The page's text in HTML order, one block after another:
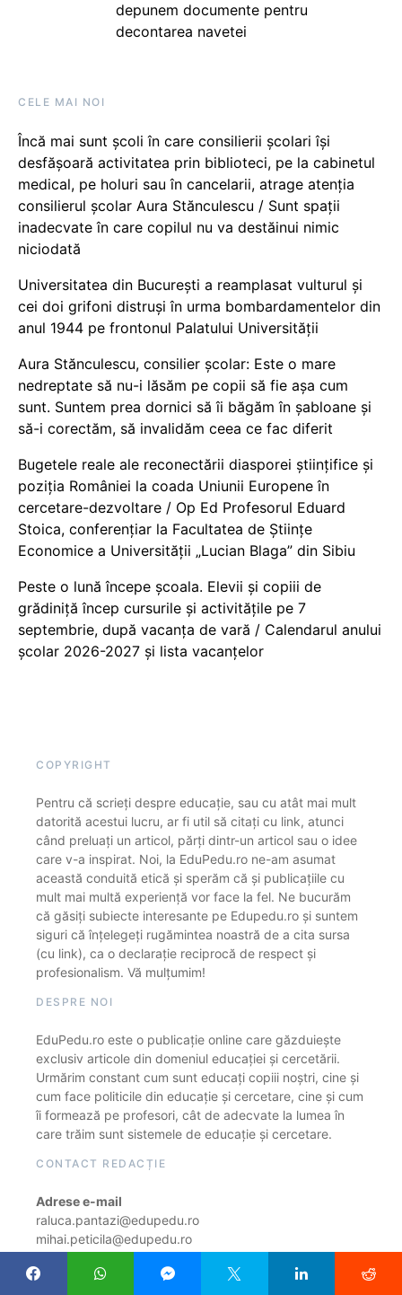
depunem documente pentru
decontarea navetei
CELE MAI NOI
Încă mai sunt școli în care consilierii școlari își
desfășoară activitatea prin biblioteci, pe la cabinetul
medical, pe holuri sau în cancelarii, atrage atenția
consilierul școlar Aura Stănculescu / Sunt spații
inadecvate în care copilul nu va destăinui nimic
niciodată
Universitatea din București a reamplasat vulturul și
cei doi grifoni distruși în urma bombardamentelor din
anul 1944 pe frontonul Palatului Universității
Aura Stănculescu, consilier școlar: Este o mare
nedreptate să nu-i lăsăm pe copii să fie așa cum
sunt. Suntem prea dornici să îi băgăm în șabloane și
să-i corectăm, să invalidăm ceea ce fac diferit
Bugetele reale ale reconectării diasporei științifice și
poziția României la coada Uniunii Europene în
cercetare-dezvoltare / Op Ed Profesorul Eduard
Stoica, conferențiar la Facultatea de Științe
Economice a Universității „Lucian Blaga” din Sibiu
Peste o lună începe școala. Elevii și copiii de
grădiniță încep cursurile și activitățile pe 7
septembrie, după vacanța de vară / Calendarul anului
școlar 2026-2027 și lista vacanțelor
COPYRIGHT
Pentru că scrieți despre educație, sau cu atât mai mult
datorită acestui lucru, ar fi util să citați cu link, atunci
când preluați un articol, părți dintr-un articol sau o idee
care v-a inspirat. Noi, la EduPedu.ro ne-am asumat
această conduită etică și sperăm că și publicațiile cu
mult mai multă experiență vor face la fel. Ne bucurăm
că găsiți subiecte interesante pe Edupedu.ro și suntem
siguri că înțelegeți rugămintea noastră de a cita sursa
(cu link), ca o declarație reciprocă de respect și
profesionalism. Vă mulțumim!
DESPRE NOI
EduPedu.ro este o publicație online care găzduiește
exclusiv articole din domeniul educației și cercetării.
Urmărim constant cum sunt educați copiii noștri, cine și
cum face politicile din educație și cercetare, cine și cum
îi formează pe profesori, cât de adecvate la lumea în
care trăim sunt sistemele de educație și cercetare.
CONTACT REDACȚIE
Adrese e-mail
raluca.pantazi@edupedu.ro
mihai.peticila@edupedu.ro
alexa.stanescu@edupedu.ro